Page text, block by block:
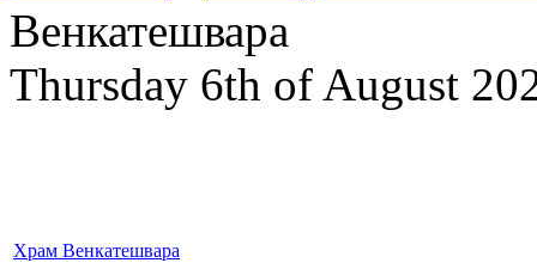
Венкатешвара
Thursday 6th of August
Храм Венкатешвара